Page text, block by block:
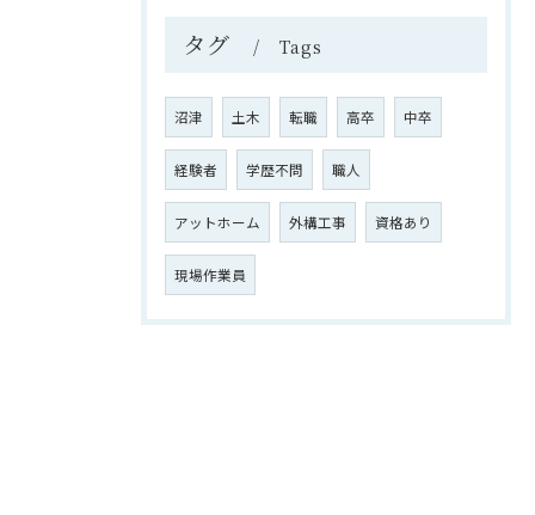
タグ Tags
沼津 土木 転職 高卒 中卒
経験者 学歴不問 職人
アットホーム 外構工事 資格あり
現場作業員